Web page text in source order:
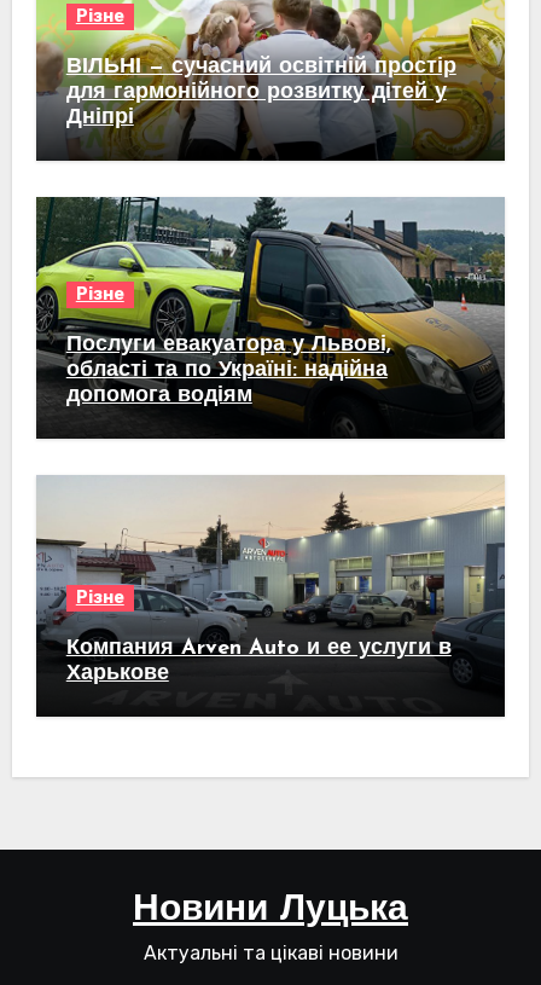
Різне
ВІЛЬНІ — сучасний освітній простір
для гармонійного розвитку дітей у
Дніпрі
Різне
Послуги евакуатора у Львові,
області та по Україні: надійна
допомога водіям
Різне
Компания Arven Auto и ее услуги в
Харькове
Новини Луцька
Актуальні та цікаві новини